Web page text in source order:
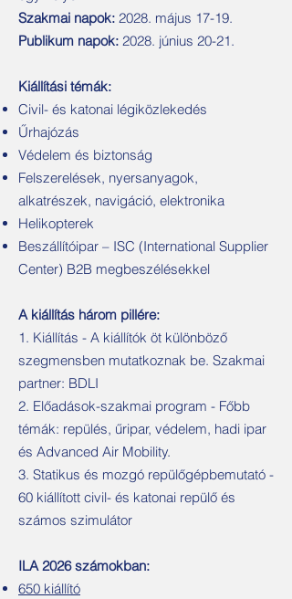
Szakmai napok: 2028. május 17-19.
Publikum napok: 2028. június 20-21.
Kiállítási témák:
Civil- és katonai légiközlekedés
Űrhajózás
Védelem és biztonság
Felszerelések, nyersanyagok,
alkatrészek, navigáció, elektronika
Helikopterek
Beszállítóipar – ISC (International Supplier
Center) B2B megbeszélésekkel
A kiállítás három pillére:
1. Kiállítás - A kiállítók öt különböző
szegmensben mutatkoznak be. Szakmai
partner: BDLI
2. Előadások-szakmai program - Főbb
témák: repülés, űripar, védelem, hadi ipar
és Advanced Air Mobility.
3. Statikus és mozgó repülőgépbemutató -
60 kiállított civil- és katonai repülő és
számos szimulátor
ILA 2026 számokban:
650 kiállító